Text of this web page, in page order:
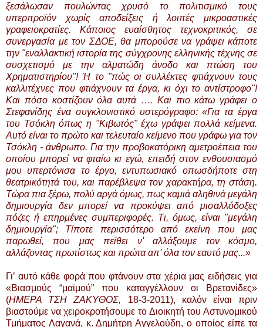
ξεσάλωσαν πουλώντας χρυσό το πολιτισμικό τους
υπερπροϊόν χωρίς αποδείξεις ή λοιπές μικροαστικές
γραφειοκρατίες. Κάποιος ευαίσθητος τεχνοκριτικός, σε
συνεργασία με τον ΣΔΟΕ, θα μπορούσε να γράψει κάποτε
την "εναλλακτική ιστορία της σύγχρονης ελληνικής τέχνης σε
συσχετισμό με την αλματώδη άνοδο και πτώση του
Χρηματιστηρίου"! Ή το "πώς οι συλλέκτες φτιάχνουν τους
καλλιτέχνες που φτιάχνουν τα έργα, κι όχι το αντίστροφο"!
Και πόσο κοστίζουν όλα αυτά …. Και πιο κάτω γράφει ο
Στεφανίδης ένα συγκλονιστικό υστερόγραφο: «Για τα έργα
του Τσόκλη όπως η "Κιβωτός" έχω γράψει πολλά κείμενα.
Αυτό είναι το πρώτο και τελευταίο κείμενο που γράφω για τον
Τσόκλη - άνθρωπο. Για την προβοκατόρικη αμετροέπεια του
οποίου μπορεί να φταίω κι εγώ, επειδή στον ενθουσιασμό
μου υπερτόνισα το έργο, εντυπωσιακό οπωσδήποτε στη
θεατρικότητά του, και παρέβλεψα τον χαρακτήρα, τη στάση.
Τώρα πια ξέρω, πολύ αργά όμως, πως καμιά αληθινά μεγάλη
δημιουργία δεν μπορεί να προκύψει από μισαλλόδοξες
πόζες ή επηρμένες συμπεριφορές. Τι, όμως, είναι "μεγάλη
δημιουργία"; Τίποτε περισσότερο από εκείνη που μας
παρωθεί, που μας πείθει ν' αλλάξουμε τον κόσμο,
αλλάζοντας πρωτίστως και πρώτα απ' όλα τον εαυτό μας...»
Γι’ αυτό κάθε φορά που φτάνουν στα χέρια μας ειδήσεις για
«Βιασμούς “μαϊμού” που καταγγέλλουν οι Βρετανίδες»
(ΗΜΕΡΑ ΤΣΗ ΖΑΚΥΘΟΣ, 18-3-2011), καλόν είναι πριν
βιαστούμε να χειροκροτήσουμε το Διοικητή του Αστυνομικού
Τμήματος Λαγανά, κ. Δημήτρη Αγγελούδη, ο οποίος είπε τα